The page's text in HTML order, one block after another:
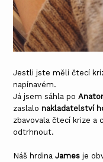
Jestli jste měli čtecí
napínavém.
Já jsem sáhla po
zaslalo nakladatelství
zbavovala čtecí krize a
odtrhnout.
Náš hrdinaJames je